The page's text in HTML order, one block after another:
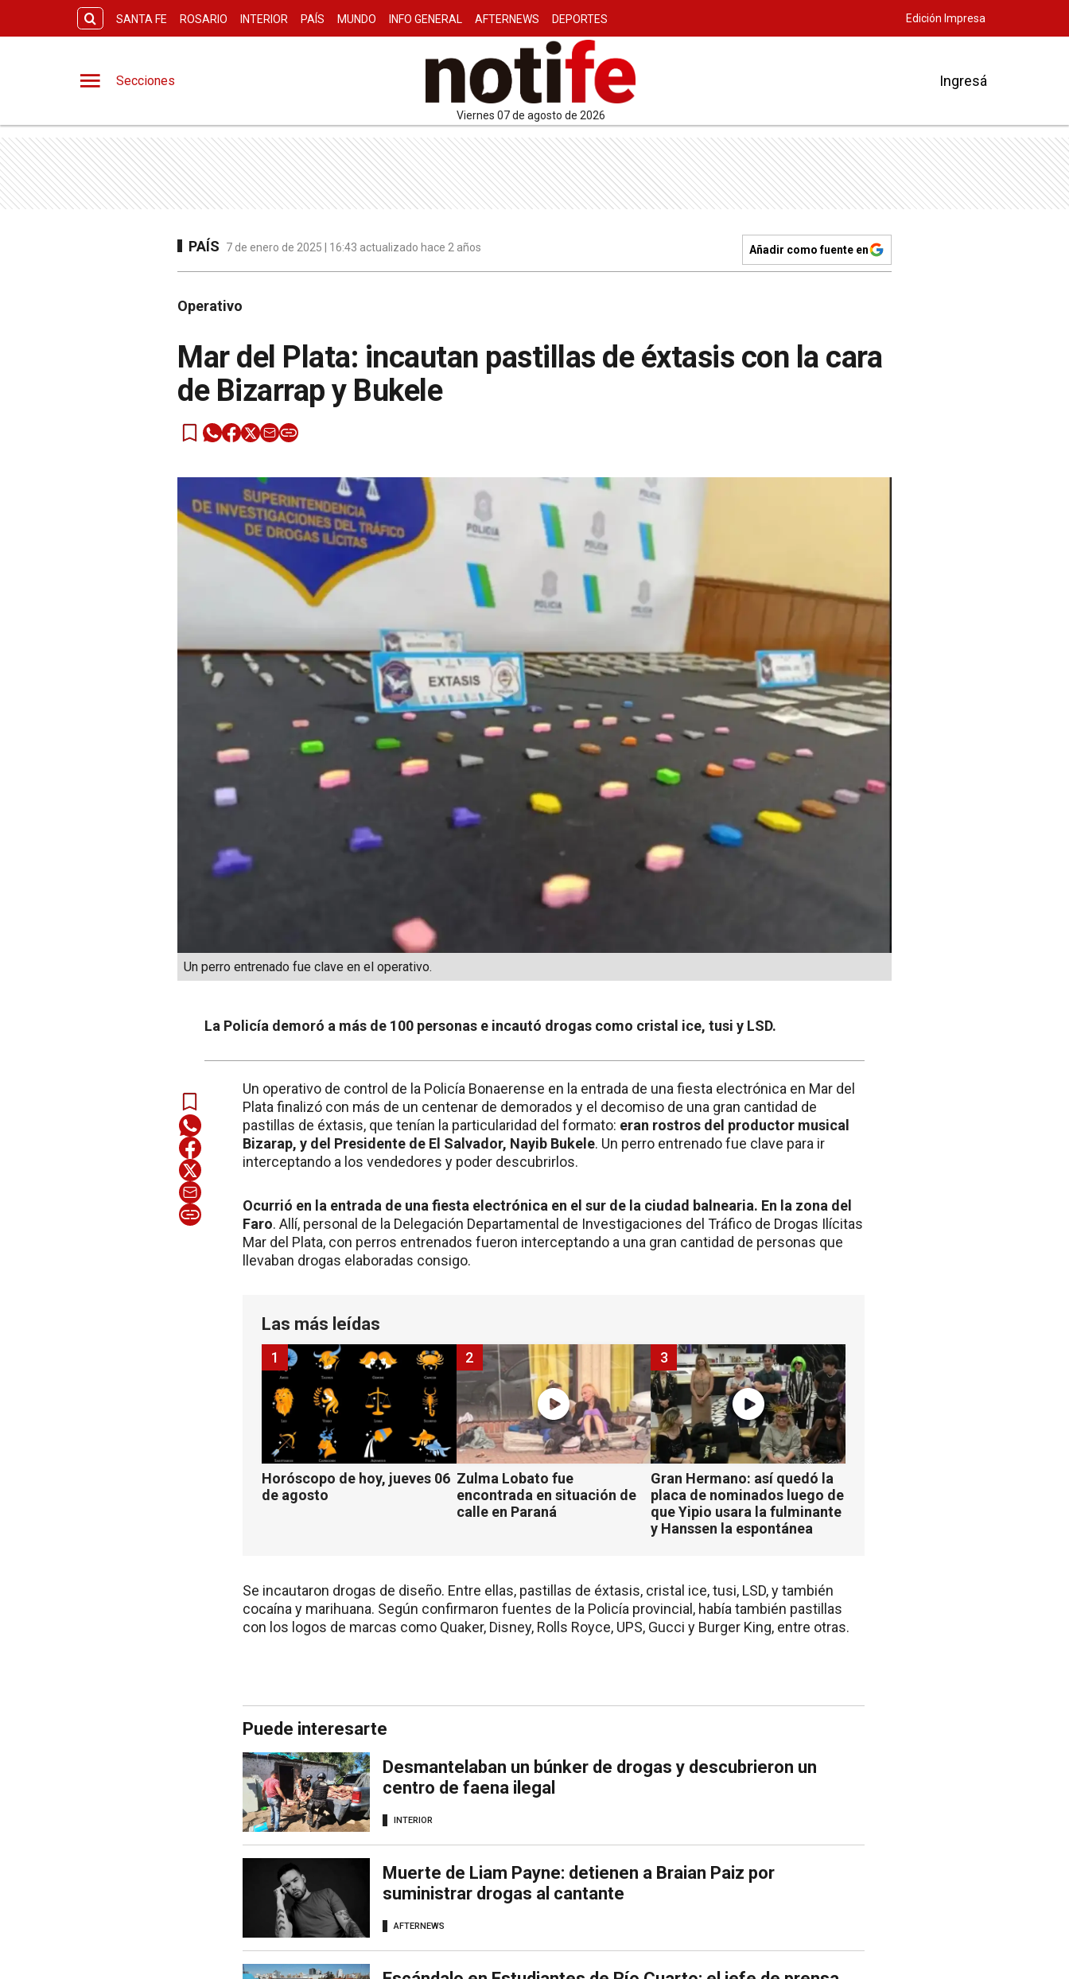
SANTA FE ROSARIO INTERIOR PAÍS MUNDO INFO GENERAL AFTERNEWS DEPORTES Edición Impresa
Secciones
viernes 07 de agosto de 2026
Ingresá
PAÍS 7 de enero de 2025 | 16:43 actualizado hace 2 años Añadir como fuente en
Operativo
Mar del Plata: incautan pastillas de éxtasis con la cara
de Bizarrap y Bukele
Un perro entrenado fue clave en el operativo.
La Policía demoró a más de 100 personas e incautó drogas como cristal ice, tusi y LSD.
Un operativo de control de la Policía Bonaerense en la entrada de una fiesta electrónica en Mar del
Plata finalizó con más de un centenar de demorados y el decomiso de una gran cantidad de
pastillas de éxtasis, que tenían la particularidad del formato: eran rostros del productor musical
Bizarap, y del Presidente de El Salvador, Nayib Bukele. Un perro entrenado fue clave para ir
interceptando a los vendedores y poder descubrirlos.
Ocurrió en la entrada de una fiesta electrónica en el sur de la ciudad balnearia. En la zona del
Faro. Allí, personal de la Delegación Departamental de Investigaciones del Tráfico de Drogas Ilícitas
Mar del Plata, con perros entrenados fueron interceptando a una gran cantidad de personas que
llevaban drogas elaboradas consigo.
Las más leídas
Horóscopo de hoy, jueves 06
de agosto
1
Zulma Lobato fue
encontrada en situación de
calle en Paraná
2
Gran Hermano: así quedó la
placa de nominados luego de
que Yipio usara la fulminante
y Hanssen la espontánea
3
Se incautaron drogas de diseño. Entre ellas, pastillas de éxtasis, cristal ice, tusi, LSD, y también
cocaína y marihuana. Según confirmaron fuentes de la Policía provincial, había también pastillas
con los logos de marcas como Quaker, Disney, Rolls Royce, UPS, Gucci y Burger King, entre otras.
Puede interesarte
Desmantelaban un búnker de drogas y descubrieron un
centro de faena ilegal
INTERIOR
Muerte de Liam Payne: detienen a Braian Paiz por
suministrar drogas al cantante
AFTERNEWS